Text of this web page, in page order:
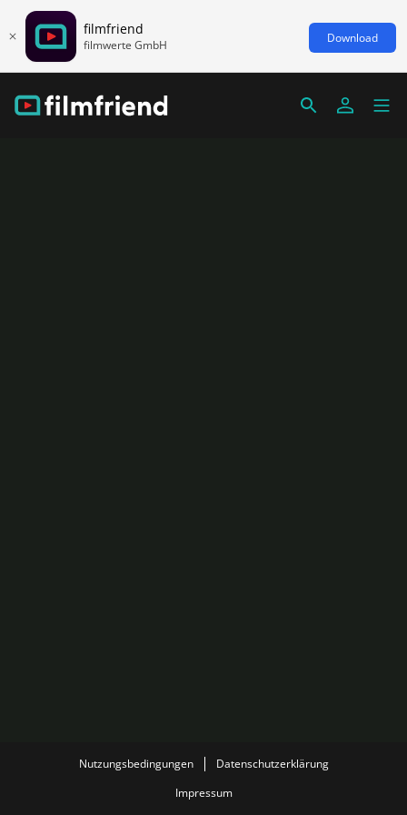
filmfriend
filmwerte GmbH Download
Nutzungsbedingungen
Datenschutzerklärung
Impressum